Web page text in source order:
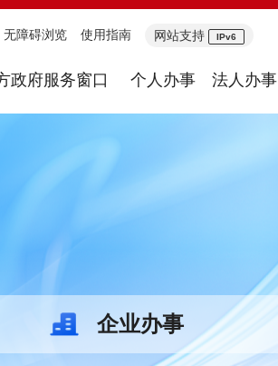
网站支持 IPv6
使用指南
无障碍浏览
政府服务窗口 个人办事 法人办事
企业办事